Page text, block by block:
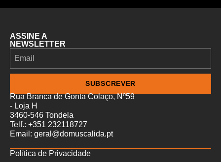
ASSINE A
NEWSLETTER
SUBSCREVER
Rua Branca de Gonta Colaço, Nº59
- Loja H
3460-546 Tondela
Telf.: +351 232118727
Email: geral@domuscalida.pt
Política de Privacidade